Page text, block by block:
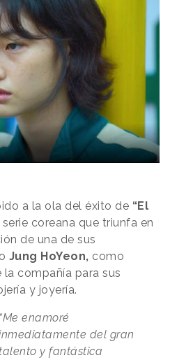
a la ola del éxito de “El
serie coreana que triunfa en
de una de sus
Jung HoYeon, como
la compañía para sus
y joyería.
“Me enamoré
del gran
y fantástica